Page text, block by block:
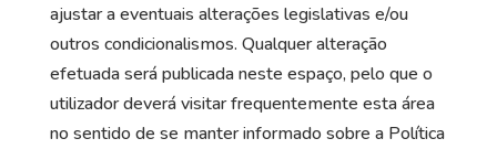
ajustar a eventuais alterações legislativas e/ou
outros condicionalismos. Qualquer alteração
efetuada será publicada neste espaço, pelo que o
utilizador deverá visitar frequentemente esta área
no sentido de se manter informado sobre a Política